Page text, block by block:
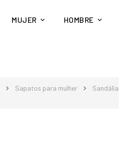
MUJER HOMBRE
Sapatos para mulher